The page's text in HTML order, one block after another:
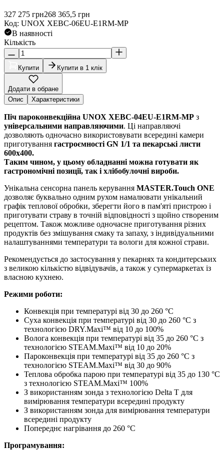
327 275 грн268 365,5 грн
Код: UNOX XEBC-06EU-E1RM-MP
В наявності
Кількість
Купити Купити в 1 клік
Додати в обране
Опис
Характеристики
Піч пароконвекційна UNOX XEBC-04EU-E1RM-MP з
універсальними направляючими. Ці направляючі
дозволяють одночасно використовувати всередині камери
приготування гастроємності GN 1/1 та пекарські листи
600х400.
Таким чином, у цьому обладнанні можна готувати як
гастрономічні позиції, так і хлібобулочні вироби.
Унікальна сенсорна панель керування MASTER.Touch ONE
дозволяє буквально одним рухом намалювати унікальний
графік теплової обробки, зберегти його в пам'яті пристрою і
приготувати страву в точній відповідності з щойно створеним
рецептом. Також можливе одночасне приготування різних
продуктів без змішування смаку та запаху, з індивідуальними
налаштуваннями температури та вологи для кожної страви.
Рекомендується до застосування у пекарнях та кондитерських
з великою кількістю відвідувачів, а також у супермаркетах із
власною кухнею.
Режими роботи:
Конвекція при температурі від 30 до 260 °C
Суха конвекція при температурі від 30 до 260 °C з
технологією DRY.Maxi™ від 10 до 100%
Волога конвекція при температурі від 35 до 260 °C з
технологією STEAM.Maxi™ від 10 до 20%
Пароконвекція при температурі від 35 до 260 °C з
технологією STEAM.Maxi™ від 30 до 90%
Теплова обробка парою при температурі від 35 до 130 °C
з технологією STEAM.Maxi™ 100%
З використанням зонда з технологією Delta T для
вимірювання температури всередині продукту
З використанням зонда для вимірювання температури
всередині продукту
Попереднє нагрівання до 260 °C
Програмування: